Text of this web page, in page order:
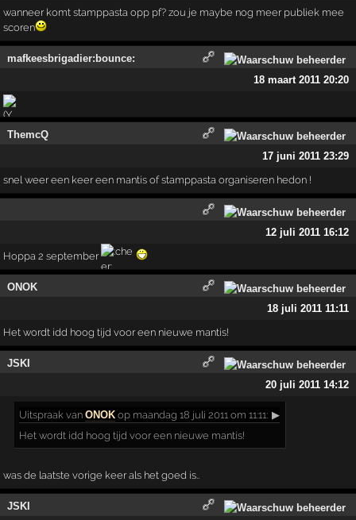
wanneer komt stamppasta opp pf? zou je maybe nog meer publiek mee
scoren
mafkeesbrigadier:bounce:
18 maart 2011 20:20
ThemcQ
17 juni 2011 23:29
snel weer een keer een mantis of stamppasta organiseren hedon !
12 juli 2011 16:12
Hoppa 2 september
ONOK
18 juli 2011 11:11
Het wordt idd hoog tijd voor een nieuwe mantis!
JSKI
20 juli 2011 14:12
Uitspraak vanONOK op maandag 18 juli 2011 om 11:11: ▶
Het wordt idd hoog tijd voor een nieuwe mantis!
was de laatste vorige keer als het goed is..
JSKI